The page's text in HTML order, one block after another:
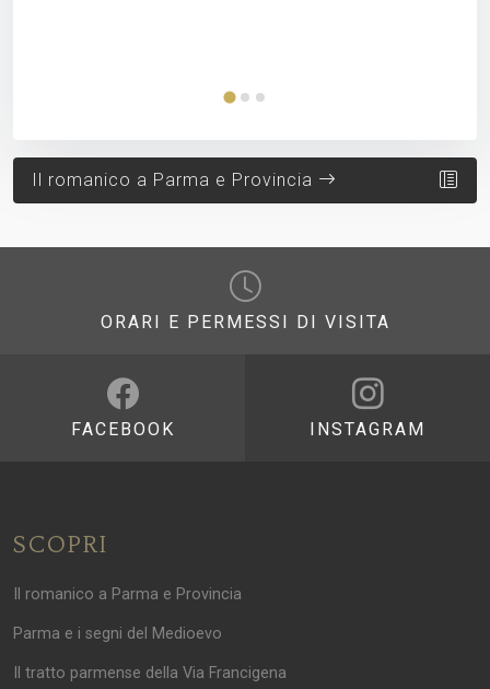
Il romanico a Parma e Provincia
ORARI E PERMESSI DI VISITA
FACEBOOK INSTAGRAM
SCOPRI
Il romanico a Parma e Provincia
Parma e i segni del Medioevo
Il tratto parmense della Via Francigena